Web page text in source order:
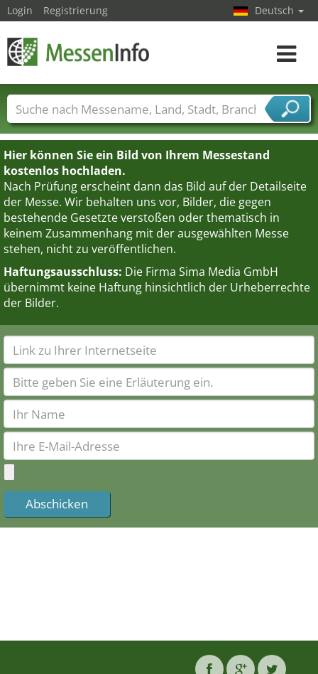
Hier können Sie ein Bild von Ihrem Messestand
kostenlos hochladen.
Nach Prüfung erscheint dann das Bild auf der Detailseite
der Messe. Wir behalten uns vor, Bilder, die gegen
bestehende Gesetzte verstoßen oder thematisch in
keinem Zusammenhang mit der ausgewählten Messe
stehen, nicht zu veröffentlichen.
Haftungsausschluss: Die Firma Sima Media GmbH
übernimmt keine Haftung hinsichtlich der Urheberrechte
der Bilder.
Login Registrierung Deutsch
Toggle
Messenamen Länder Städte
Branchen
Dienstleisterbranchen